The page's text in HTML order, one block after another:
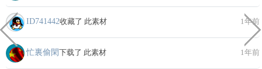
ID741442收藏了 此素材 1年前
忙裏偷閑下载了 此素材 1年前